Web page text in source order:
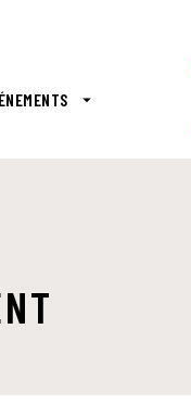
arrow_drop_down